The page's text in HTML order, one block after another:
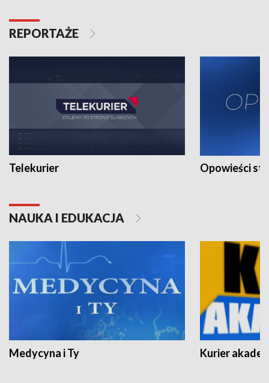
REPORTAŻE
Telekurier Opowieści
NAUKA I EDUKACJA
Medycyna i Ty Kurier